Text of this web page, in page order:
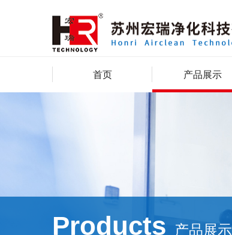
首页 产品展示
Products 产品展示